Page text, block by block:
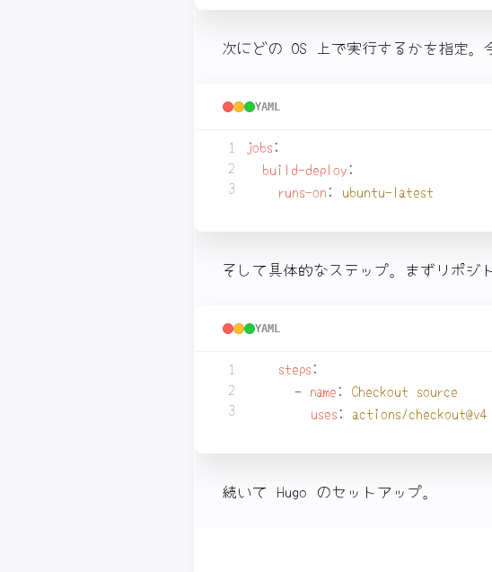
次にどの OS 上で実行するかを指定。
YAML
jobs:
build-deploy:
runs-on: ubuntu-latest
そして具体的なステップ。まずリポジ
YAML
steps:
- name: Checkout source
uses: actions/checkout@v4
続いて Hugo のセットアップ。